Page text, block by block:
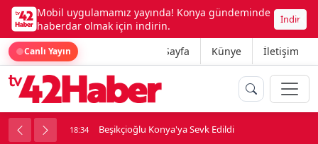
Mobil uygulamamız yayında! Konya gündeminde
haberdar olmak için indirin.
İndir
Canlı Yayın Ana Sayfa Künye İletişim
girdi 18:34 Beşikçioğlu Konya'ya Sevk Edildi